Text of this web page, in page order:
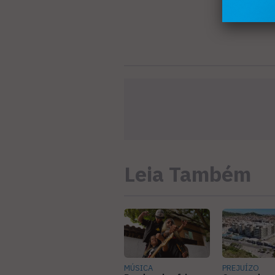
Leia Também
MÚSICA PREJUÍZO